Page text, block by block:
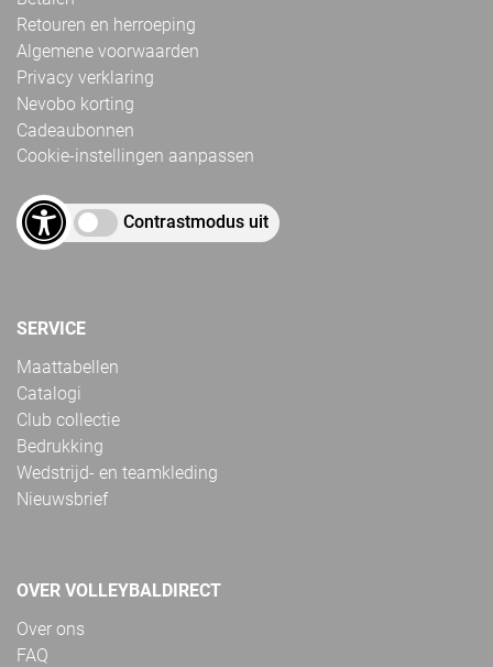
Retouren en herroeping
Algemene voorwaarden
Privacy verklaring
Nevobo korting
Cadeaubonnen
Cookie-instellingen aanpassen
Contrastmodus uit
SERVICE
Maattabellen
Catalogi
Club collectie
Bedrukking
Wedstrijd- en teamkleding
Nieuwsbrief
OVER VOLLEYBALDIRECT
Over ons
FAQ